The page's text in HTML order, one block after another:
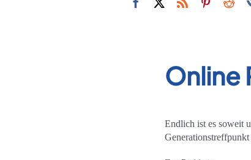
Online
Endlich ist es soweit